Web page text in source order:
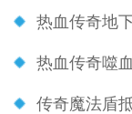
热血传奇地
热血传奇噬
传奇魔法盾